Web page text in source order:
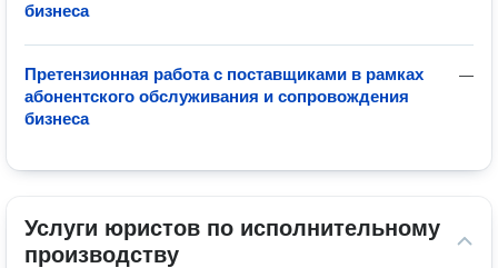
бизнеса
—
Претензионная работа с поставщиками в рамках
абонентского обслуживания и сопровождения
бизнеса
Услуги юристов по исполнительному
производству